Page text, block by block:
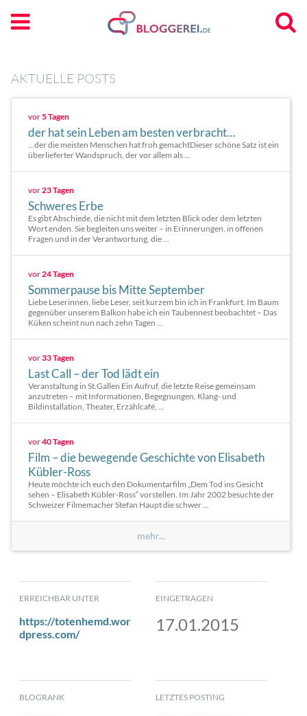
AKTUELLE POSTS
vor5 Tagen
der hat sein Leben am besten verbracht…
…der die meisten Menschen hat froh gemachtDieser schöne Satz ist ein
überlieferter Wandspruch, der vor allem als ...
vor23 Tagen
Schweres Erbe
Es gibt Abschiede, die nicht mit dem letzten Blick oder dem letzten
Wort enden. Sie begleiten uns weiter – in Erinnerungen, in offenen
Fragen und in der Verantwortung, die ...
vor24 Tagen
Sommerpause bis Mitte September
Liebe Leserinnen, liebe Leser, seit kurzem bin ich in Frankfurt. Im Baum
gegenüber unserem Balkon habe ich ein Taubennest beobachtet – Das
Küken scheint nun nach zehn Tagen ...
vor33 Tagen
Last Call – der Tod lädt ein
Veranstaltung in St.Gallen Ein Aufruf, die letzte Reise gemeinsam
anzutreten – mit Informationen, Begegnungen, Klang- und
Bildinstallation, Theater, Erzählcafé, ...
vor40 Tagen
Film – die bewegende Geschichte von Elisabeth
Kübler-Ross
Heute möchte ich euch den Dokumentarfilm „Dem Tod ins Gesicht
sehen – Elisabeth Kübler-Ross“ vorstellen. Im Jahr 2002 besuchte der
Schweizer Filmemacher Stefan Haupt die schwer ...
mehr...
ERREICHBAR UNTER
https://totenhemd.wor
dpress.com/
EINGETRAGEN
17.01.2015
BLOGRANK LETZTES POSTING